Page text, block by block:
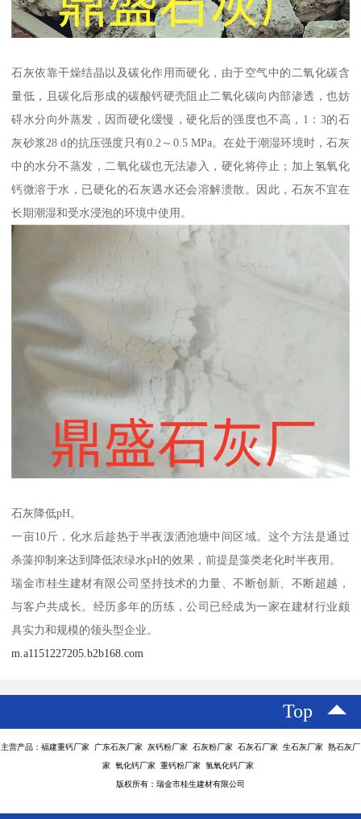
石灰依靠干燥结晶以及碳化作用而硬化，由于空气中的二氧化碳含
量低，且碳化后形成的碳酸钙硬壳阻止二氧化碳向内部渗透，也妨
碍水分向外蒸发，因而硬化缓慢，硬化后的强度也不高，1：3的石
灰砂浆28 d的抗压强度只有0.2～0.5 MPa。在处于潮湿环境时，石灰
中的水分不蒸发，二氧化碳也无法渗入，硬化将停止；加上氢氧化
钙微溶于水，已硬化的石灰遇水还会溶解溃散。因此，石灰不宜在
长期潮湿和受水浸泡的环境中使用。
石灰降低pH。
一亩10斤，化水后趁热于半夜泼洒池塘中间区域。这个方法是通过
杀藻抑制来达到降低浓绿水pH的效果，前提是藻类老化时半夜用。
瑞金市桂生建材有限公司坚持技术的力量、不断创新、不断超越，
与客户共成长。经历多年的历练，公司已经成为一家在建材行业颇
具实力和规模的领头型企业。
m.a1151227205.b2b168.com
Top
主营产品：福建重钙厂家 广东石灰厂家 灰钙粉厂家 石灰粉厂家 石灰石厂家 生石灰厂家 熟石灰厂
家 氧化钙厂家 重钙粉厂家 氢氧化钙厂家
版权所有：瑞金市桂生建材有限公司